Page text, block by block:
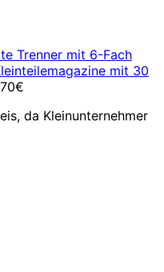
Trenner mit 6-Fach
mit 30
€
da Kleinunternehmer